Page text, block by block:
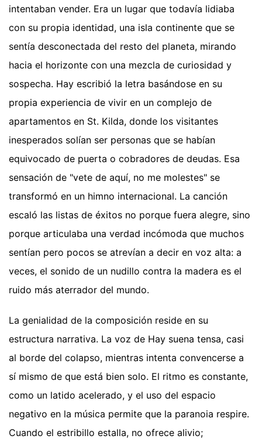
intentaban vender. Era un lugar que todavía lidiaba
con su propia identidad, una isla continente que se
sentía desconectada del resto del planeta, mirando
hacia el horizonte con una mezcla de curiosidad y
sospecha. Hay escribió la letra basándose en su
propia experiencia de vivir en un complejo de
apartamentos en St. Kilda, donde los visitantes
inesperados solían ser personas que se habían
equivocado de puerta o cobradores de deudas. Esa
sensación de "vete de aquí, no me molestes" se
transformó en un himno internacional. La canción
escaló las listas de éxitos no porque fuera alegre, sino
porque articulaba una verdad incómoda que muchos
sentían pero pocos se atrevían a decir en voz alta: a
veces, el sonido de un nudillo contra la madera es el
ruido más aterrador del mundo.
La genialidad de la composición reside en su
estructura narrativa. La voz de Hay suena tensa, casi
al borde del colapso, mientras intenta convencerse a
sí mismo de que está bien solo. El ritmo es constante,
como un latido acelerado, y el uso del espacio
negativo en la música permite que la paranoia respire.
Cuando el estribillo estalla, no ofrece alivio;